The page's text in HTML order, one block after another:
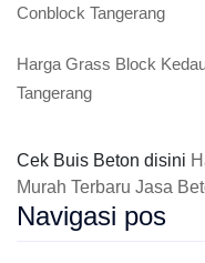
Conblock Tangerang
Harga Grass Block
Tangerang
Cek Buis Beton disini
Murah Terbaru Jasa
Navigasi pos